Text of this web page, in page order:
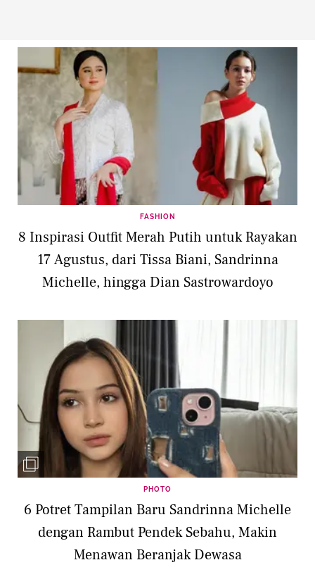
FASHION
8 Inspirasi Outfit Merah Putih untuk Rayakan
17 Agustus, dari Tissa Biani, Sandrinna
Michelle, hingga Dian Sastrowardoyo
PHOTO
6 Potret Tampilan Baru Sandrinna Michelle
dengan Rambut Pendek Sebahu, Makin
Menawan Beranjak Dewasa